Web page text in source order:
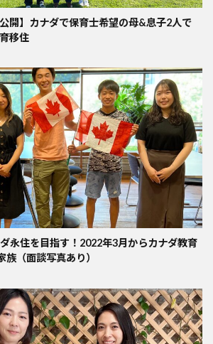
開】カナダで保育士希望の母&息子2人で
移住
永住を目指す！2022年3月からカナダ教育
（面談写真あり）